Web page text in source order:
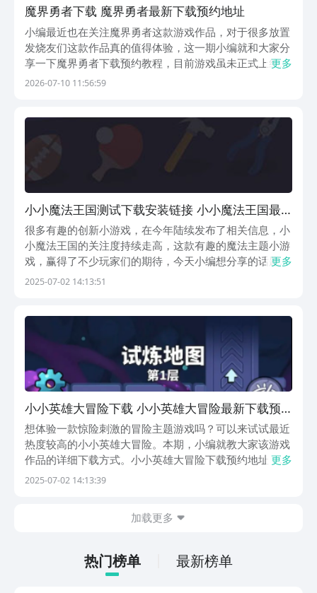
魔界勇者下载 魔界勇者最新下载预约地址
小编最近也在关注魔界勇者这款游戏作品，对于很多放置
发烧友们这款作品真的值得体验，这一期小编就和大家分
享一下魔界勇者下载预约教程，目前游戏虽未正式上线，
但已成功开通预约渠道，小编已经预约下载链接分享在了
更多
2026-07-10 11:56:59
小小魔法王国测试下载安装链接 小小魔法王国最
新下载预约链接
很多有趣的创新小游戏，在今年陆续发布了相关信息，小
小魔法王国的关注度持续走高，这款有趣的魔法主题小游
戏，赢得了不少玩家们的期待，今天小编想分享的话题
是，小小魔法王国测试下载资格时间的相关内容，该作品
址》》...
更多
2025-07-02 14:13:51
小小英雄大冒险下载 小小英雄大冒险最新下载预
约地址
想体验一款惊险刺激的冒险主题游戏吗？可以来试试最近
热度较高的小小英雄大冒险。本期，小编就教大家该游戏
作品的详细下载方式。小小英雄大冒险下载预约地址，分
享在了下方，这款作品虽未正式上线，但只需要点击预约
更多
2025-07-02 14:13:39
加载更多
热门榜单 最新榜单